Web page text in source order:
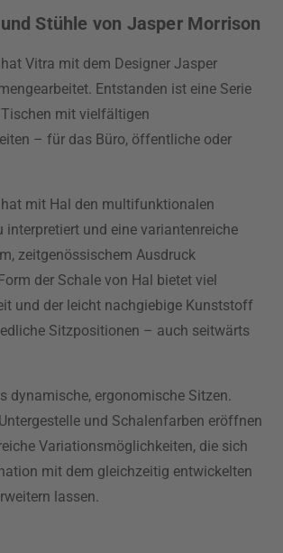
Stühle von Jasper Morrison
hat Vitra mit dem Designer Jasper
Entstanden ist eine Serie
mit vielfältigen
– für das Büro, öffentliche oder
mit Hal den multifunktionalen
interpretiert und eine variantenreiche
zeitgenössischem Ausdruck
der Schale von Hal bietet viel
und der leicht nachgiebige Kunststoff
Sitzpositionen – auch seitwärts
dynamische, ergonomische Sitzen.
und Schalenfarben eröffnen
Variationsmöglichkeiten, die sich
mit dem gleichzeitig entwickelten
lassen.